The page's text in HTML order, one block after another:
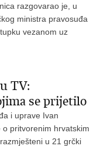
razgovarao je, u
ministra pravosuđa
vezanom uz
TV:
se prijetilo
i uprave Ivan
pritvorenim hrvatskim
u 21 grčki